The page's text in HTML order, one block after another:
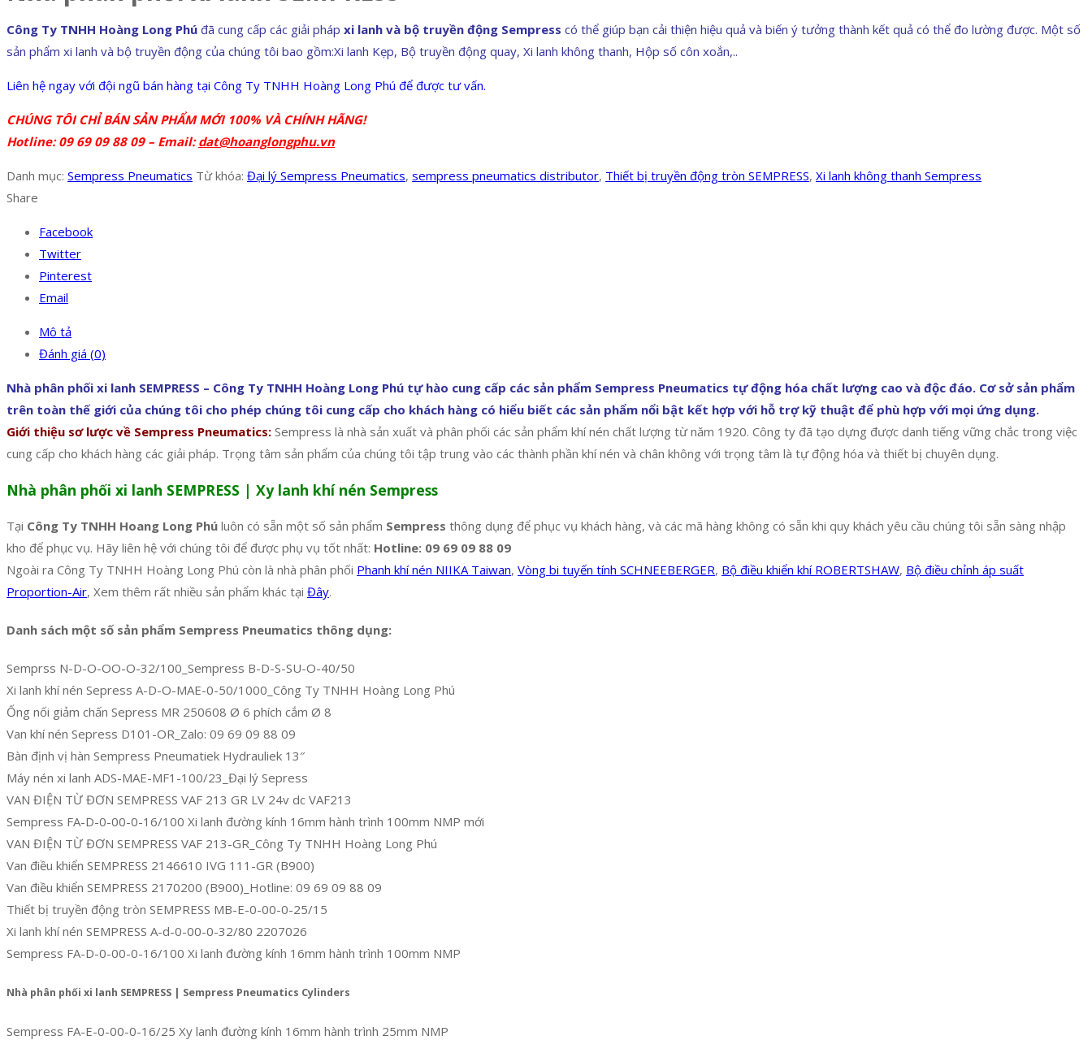
Công Ty TNHH Hoàng Long Phú đã cung cấp các giải pháp xi lanh và bộ truyền động Sempress có thể giúp bạn cải thiện hiệu quả và biến ý tưởng thành kết quả có thể đo lường được. Một số
sản phẩm xi lanh và bộ truyền động của chúng tôi bao gồm:Xi lanh Kẹp, Bộ truyền động quay, Xi lanh không thanh, Hộp số côn xoắn,..
Liên hệ ngay với đội ngũ bán hàng tại Công Ty TNHH Hoàng Long Phú để được tư vấn.
CHÚNG TÔI CHỈ BÁN SẢN PHẨM MỚI 100% VÀ CHÍNH HÃNG!
Hotline: 09 69 09 88 09 – Email:dat@hoanglongphu.vn
Danh mục: Sempress Pneumatics Từ khóa: Đại lý Sempress Pneumatics, sempress pneumatics distributor, Thiết bị truyền động tròn SEMPRESS, Xi lanh không thanh Sempress
Share
Facebook
Twitter
Pinterest
Email
Mô tả
Đánh giá (0)
Nhà phân phối xi lanh SEMPRESS – Công Ty TNHH Hoàng Long Phú tự hào cung cấp các sản phẩm Sempress Pneumatics tự động hóa chất lượng cao và độc đáo. Cơ sở sản phẩm
trên toàn thế giới của chúng tôi cho phép chúng tôi cung cấp cho khách hàng có hiểu biết các sản phẩm nổi bật kết hợp với hỗ trợ kỹ thuật để phù hợp với mọi ứng dụng.
Giới thiệu sơ lược về Sempress Pneumatics: Sempress là nhà sản xuất và phân phối các sản phẩm khí nén chất lượng từ năm 1920. Công ty đã tạo dựng được danh tiếng vững chắc trong việc
cung cấp cho khách hàng các giải pháp. Trọng tâm sản phẩm của chúng tôi tập trung vào các thành phần khí nén và chân không với trọng tâm là tự động hóa và thiết bị chuyên dụng.
Nhà phân phối xi lanh SEMPRESS | Xy lanh khí nén Sempress
Tại Công Ty TNHH Hoang Long Phú luôn có sẵn một số sản phẩm Sempress thông dụng để phục vụ khách hàng, và các mã hàng không có sẵn khi quy khách yêu cầu chúng tôi sẵn sàng nhập
kho để phục vụ. Hãy liên hệ với chúng tôi để được phụ vụ tốt nhất: Hotline: 09 69 09 88 09
Ngoài ra Công Ty TNHH Hoàng Long Phú còn là nhà phân phối Phanh khí nén NIIKA Taiwan, Vòng bi tuyến tính SCHNEEBERGER, Bộ điều khiển khí ROBERTSHAW, Bộ điều chỉnh áp suất
Proportion-Air, Xem thêm rất nhiều sản phẩm khác tại Đây.
Danh sách một số sản phẩm Sempress Pneumatics thông dụng:
Semprss N-D-O-OO-O-32/100_Sempress B-D-S-SU-O-40/50
Xi lanh khí nén Sepress A-D-O-MAE-0-50/1000_Công Ty TNHH Hoàng Long Phú
Ống nối giảm chấn Sepress MR 250608 Ø 6 phích cắm Ø 8
Van khí nén Sepress D101-OR_Zalo: 09 69 09 88 09
Bàn định vị hàn Sempress Pneumatiek Hydrauliek 13″
Máy nén xi lanh ADS-MAE-MF1-100/23_Đại lý Sepress
VAN ĐIỆN TỪ ĐƠN SEMPRESS VAF 213 GR LV 24v dc VAF213
Sempress FA-D-0-00-0-16/100 Xi lanh đường kính 16mm hành trình 100mm NMP mới
VAN ĐIỆN TỪ ĐƠN SEMPRESS VAF 213-GR_Công Ty TNHH Hoàng Long Phú
Van điều khiển SEMPRESS 2146610 IVG 111-GR (B900)
Van điều khiển SEMPRESS 2170200 (B900)_Hotline: 09 69 09 88 09
Thiết bị truyền động tròn SEMPRESS MB-E-0-00-0-25/15
Xi lanh khí nén SEMPRESS A-d-0-00-0-32/80 2207026
Sempress FA-D-0-00-0-16/100 Xi lanh đường kính 16mm hành trình 100mm NMP
Nhà phân phối xi lanh SEMPRESS | Sempress Pneumatics Cylinders
Sempress FA-E-0-00-0-16/25 Xy lanh đường kính 16mm hành trình 25mm NMP